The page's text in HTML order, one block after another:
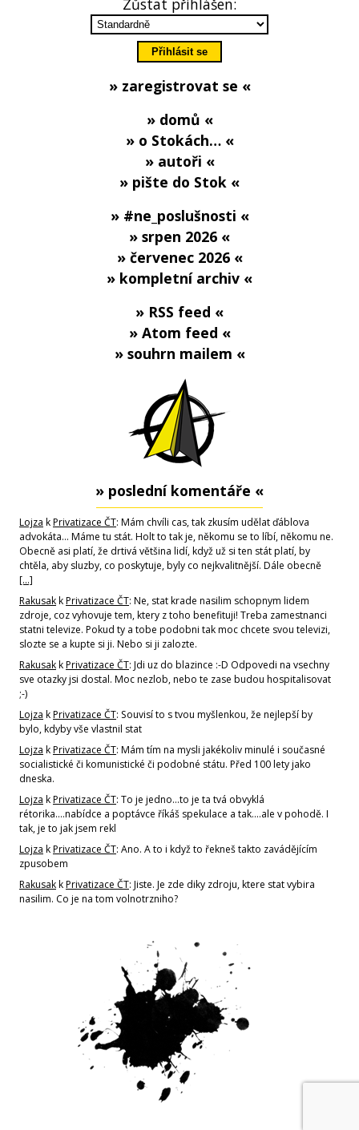
» zaregistrovat se «
» domů «
» o Stokách… «
» autoři «
» pište do Stok «
» #ne_poslušnosti «
» srpen 2026 «
» červenec 2026 «
» kompletní archiv «
» RSS feed «
» Atom feed «
» souhrn mailem «
» poslední komentáře «
Lojza kPrivatizace ČT: Mám chvíli cas, tak zkusím udělat ďáblova
advokáta... Máme tu stát. Holt to tak je, někomu se to líbí, někomu ne.
Obecně asi platí, že drtivá většina lidí, když už si ten stát platí, by
chtěla, aby sluzby, co poskytuje, byly co nejkvalitnější. Dále obecně
[…]
RakusakkPrivatizace ČT: Ne, stat krade nasilim schopnym lidem
zdroje, coz vyhovuje tem, ktery z toho benefituji! Treba zamestnanci
statni televize. Pokud ty a tobe podobni tak moc chcete svou televizi,
slozte se a kupte si ji. Nebo si ji zalozte.
RakusakkPrivatizace ČT: Jdi uz do blazince :-D Odpovedi na vsechny
sve otazky jsi dostal. Moc nezlob, nebo te zase budou hospitalisovat
;-)
Lojza kPrivatizace ČT: Souvisí to s tvou myšlenkou, že nejlepší by
bylo, kdyby vše vlastnil stat
Lojza kPrivatizace ČT: Mám tím na mysli jakékoliv minulé i současné
socialistické či komunistické či podobné státu. Před 100 lety jako
dneska.
Lojza kPrivatizace ČT: To je jedno...to je ta tvá obvyklá
rétorika....nabídce a poptávce říkáš spekulace a tak....ale v pohodě. I
tak, je to jak jsem rekl
Lojza kPrivatizace ČT: Ano. A to i když to řekneš takto zavádějícím
zpusobem
RakusakkPrivatizace ČT: Jiste. Je zde diky zdroju, ktere stat vybira
nasilim. Co je na tom volnotrzniho?